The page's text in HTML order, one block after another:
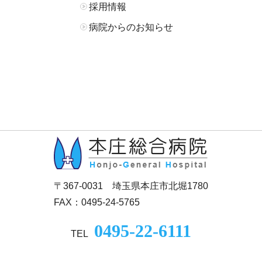
採用情報
病院からのお知らせ
〒367-0031 埼玉県本庄市北堀1780
FAX：0495-24-5765
TEL 0495-22-6111